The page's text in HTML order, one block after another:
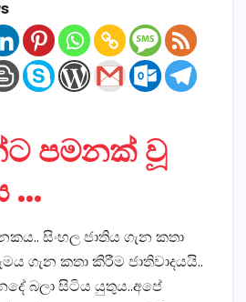
පමනක් වූ
…
සිංහල ජාතිය ගැන කතා
ගැන කතා කිරීම ජාතිවාදයයි..
බලා සිටිය යුතුය..අපේ